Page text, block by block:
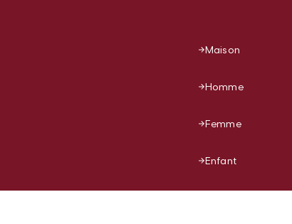
Maison
Homme
Femme
Enfant